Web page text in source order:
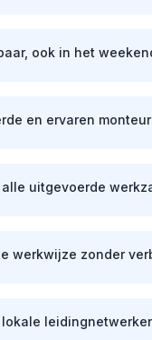
ook in het
en ervaren
uitgevoerde
werkwijze zonder
lokale